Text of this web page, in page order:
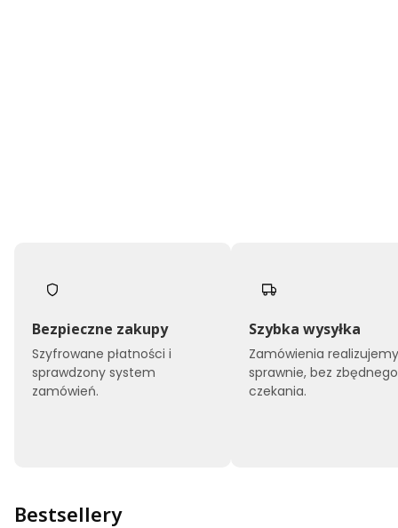
Bezpieczne zakupy
Szyfrowane płatności i
sprawdzony system
zamówień.
Szybka wysyłka
Zamówienia realizujemy
sprawnie, bez zbędnego
czekania.
Bestsellery